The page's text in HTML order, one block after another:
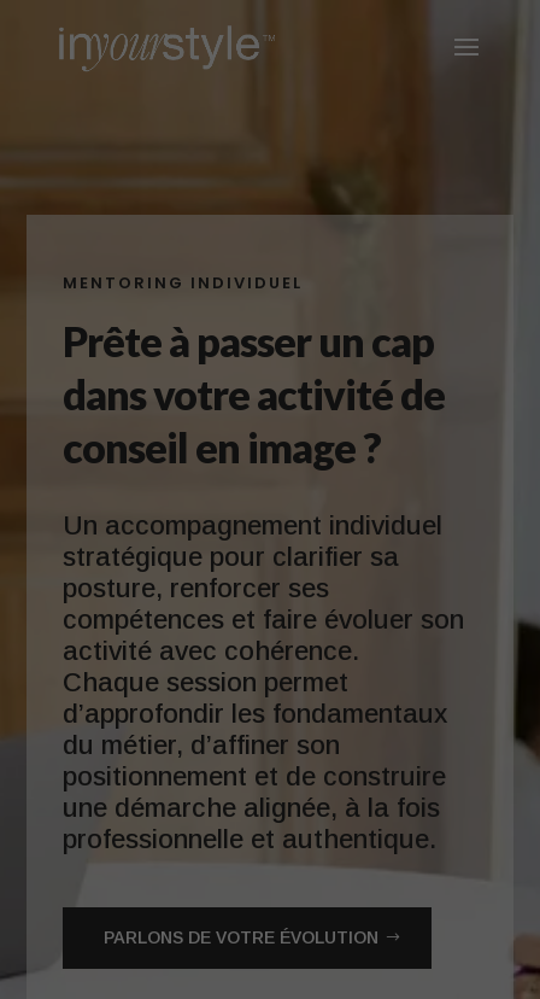
MENTORING INDIVIDUEL
Prête à passer un cap
dans votre activité de
conseil en image ?
Un accompagnement individuel
stratégique pour clarifier sa
posture, renforcer ses
compétences et faire évoluer son
activité avec cohérence.
Chaque session permet
d’approfondir les fondamentaux
du métier, d’affiner son
positionnement et de construire
une démarche alignée, à la fois
professionnelle et authentique.
PARLONS DE VOTRE ÉVOLUTION